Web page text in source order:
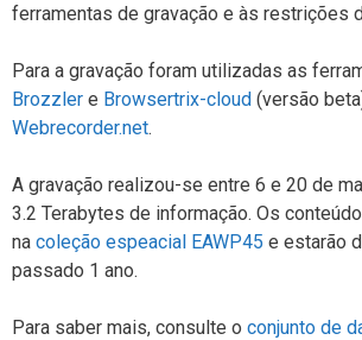
ferramentas de gravação e às restrições
Para a gravação foram utilizadas as
Brozzler e Browsertrix-cloud (versão
Webrecorder.net.
A gravação realizou-se entre 6 e 20 de
3.2 Terabytes de informação. Os
na coleção espeacial EAWP45 e estarão
passado 1 ano.
Para saber mais, consulte o conjunto de